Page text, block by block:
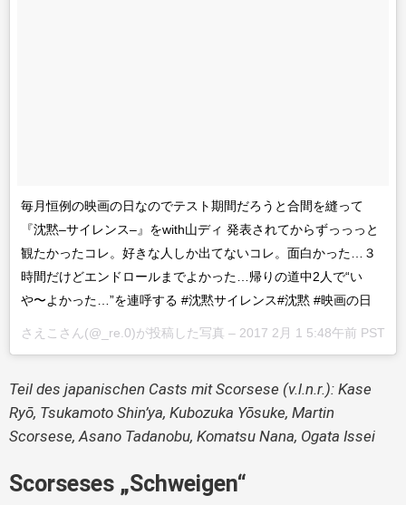
毎月恒例の映画の日なのでテスト期間だろうと合間を縫って
『沈黙–サイレンス–』をwith山ディ 発表されてからずっっっと
観たかったコレ。好きな人しか出てないコレ。面白かった…３
時間だけどエンドロールまでよかった…帰りの道中2人で“い
や〜よかった…”を連呼する #沈黙サイレンス#沈黙 #映画の日
さえこさん(@_re.0)が投稿した写真 – 2017 2月 1 5:48午前 PST
Teil des japanischen Casts mit Scorsese (v.l.n.r.): Kase
Ryō, Tsukamoto Shin’ya, Kubozuka Yōsuke, Martin
Scorsese, Asano Tadanobu, Komatsu Nana, Ogata Issei
Scorseses „Schweigen“